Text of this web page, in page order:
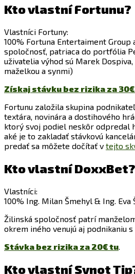
Kto vlastní Fortunu?
Vlastníci Fortuny:
100% Fortuna Entertaiment Group
spoločnosť, patriaca do portfólia
uživatelia výhod sú Marek Dospiva,
maželkou a synmi)
Získaj stávku bez rizika za
Fortunu založila skupina
textára, novinára a dostihového
ktorý svoj podiel neskôr odpredal
aké je to zakladať stávkovú
predať sa môžete dočítať v tejto
Kto vlastní DoxxBet?
Vlastníci:
100% Ing. Milan Šmehyl & Ing. Eva
Žilinská spoločnosť patrí
okrem iného venujú aj podnikaniu
Stávka bez rizika za 20€ tu
Kto vlastní Synot